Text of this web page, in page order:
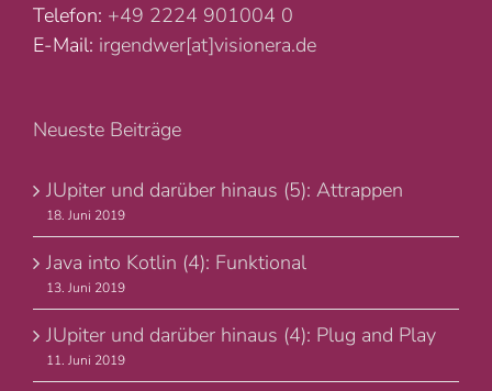
Telefon: +49 2224 901004 0
E-Mail: irgendwer[at]visionera.de
Neueste Beiträge
JUpiter und darüber hinaus (5): Attrappen
18. Juni 2019
Java into Kotlin (4): Funktional
13. Juni 2019
JUpiter und darüber hinaus (4): Plug and Play
11. Juni 2019